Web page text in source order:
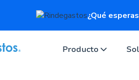
¿Qué
Producto